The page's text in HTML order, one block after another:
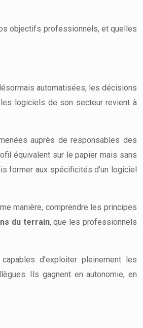
objectifs professionnels, et quelles
automatisées, les décisions
logiciels de son secteur revient à
auprès de responsables des
équivalent sur le papier mais sans
former aux spécificités d’un logiciel
manière, comprendre les principes
du terrain, que les professionnels
d’exploiter pleinement les
Ils gagnent en autonomie, en